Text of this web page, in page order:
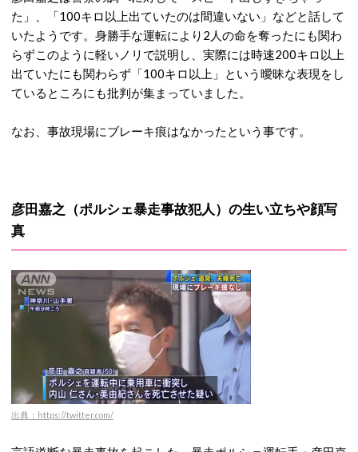
た」、「100キロ以上出ていたのは間違いない」などと話して
いたようです。身勝手な運転により2人の命を奪ったにも関わ
らずこのように軽いノリで説明し、実際には時速200キロ以上
出ていたにも関わらず「100キロ以上」という曖昧な表現をし
ているところにも批判が集まっていました。
なお、事故現場にブレーキ痕はなかったという事です。
彦田嘉之（ポルシェ暴走事故犯人）の生い立ちや顔写
真
出典：https://twitter.com/